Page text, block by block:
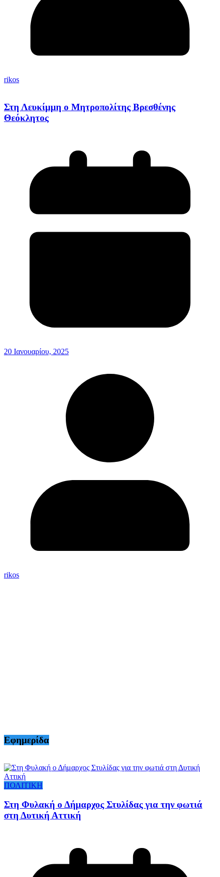
rikos
Στη Λευκίμμη ο Μητροπολίτης Βρεσθένης
Θεόκλητος
20 Ιανουαρίου, 2025
rikos
Εφημερίδα
ΠΟΛΙΤΙΚΗ
Στη Φυλακή ο Δήμαρχος Στυλίδας για την φωτιά
στη Δυτική Αττική